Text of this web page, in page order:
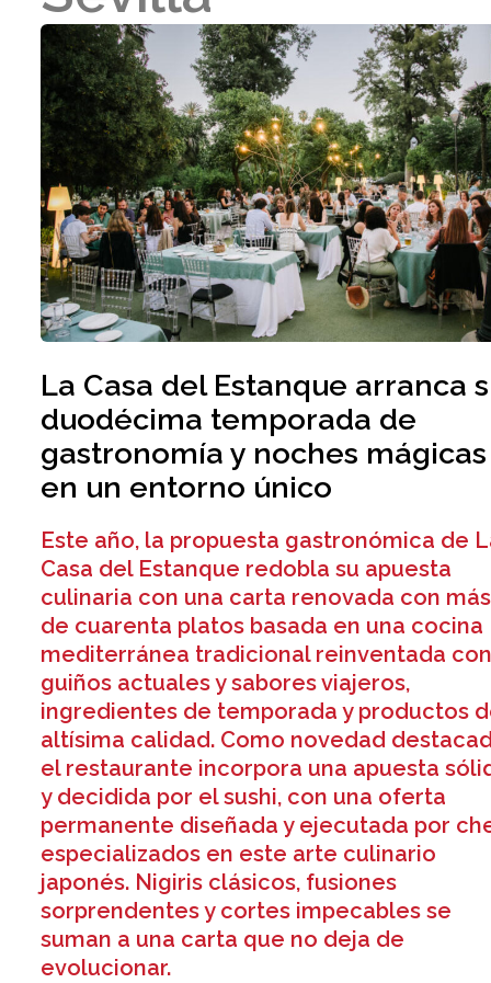
La Casa del Estanque arranca
duodécima temporada de
gastronomía y noches mágicas
en un entorno único
Este año, la propuesta gastronómica de
Casa del Estanque redobla su apuesta
culinaria con una carta renovada con más
de cuarenta platos basada en una cocina
mediterránea tradicional reinventada
guiños actuales y sabores viajeros,
ingredientes de temporada y productos
altísima calidad. Como novedad
el restaurante incorpora una apuesta
y decidida por el sushi, con una oferta
permanente diseñada y ejecutada por
especializados en este arte culinario
japonés. Nigiris clásicos, fusiones
sorprendentes y cortes impecables se
suman a una carta que no deja de
evolucionar.